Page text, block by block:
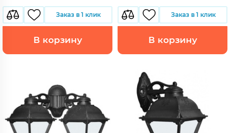
Заказ в 1 клик
В корзину
Заказ в 1 клик
В корзину